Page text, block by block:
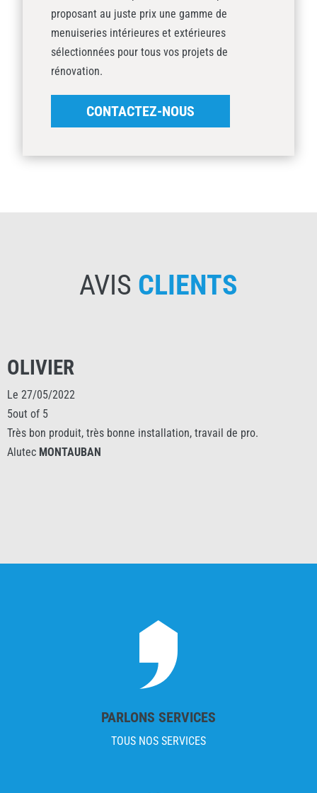
proposant au juste prix une gamme de
menuiseries intérieures et extérieures
sélectionnées pour tous vos projets de
rénovation.
CONTACTEZ-NOUS
AVIS CLIENTS
OLIVIER
Le 27/05/2022
5out of 5
Très bon produit, très bonne installation, travail de pro.
Alutec MONTAUBAN
PARLONS SERVICES
TOUS NOS SERVICES